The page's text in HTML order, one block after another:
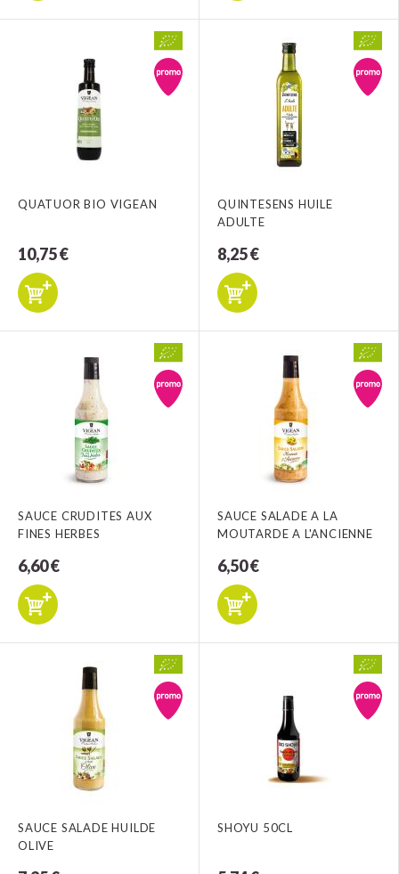
QUATUOR BIO VIGEAN
10,75 €
QUINTESENS HUILE
ADULTE
8,25 €
SAUCE CRUDITES AUX
FINES HERBES
6,60 €
SAUCE SALADE A LA
MOUTARDE A L'ANCIENNE
6,50 €
SAUCE SALADE HUILDE
OLIVE
SHOYU 50CL